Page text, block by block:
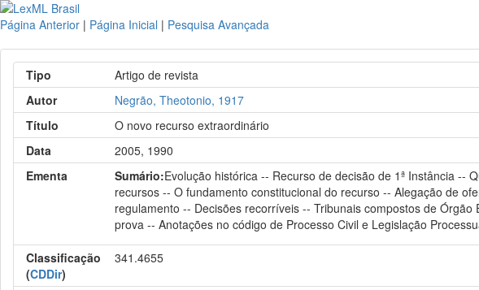
Página Anterior | Página Inicial | Pesquisa Avançada
Tipo
Artigo de revista
Autor
Negrão, Theotonio, 1917
Título
O novo recurso extraordinário
Data
2005, 1990
Ementa
Sumário:Evolução histórica -- Recurso de decisão de 1ª Instância --
recursos -- O fundamento constitucional do recurso -- Alegação de
regulamento -- Decisões recorríveis -- Tribunais compostos de
prova -- Anotações no código de Processo Civil e Legislação
Classificação
(CDDir)
341.4655